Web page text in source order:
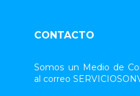
CONTACTO
Somos un Medio de
al correo